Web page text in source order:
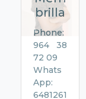
brilla
Phone:
964 38
72 09
Whats
App:
6481261